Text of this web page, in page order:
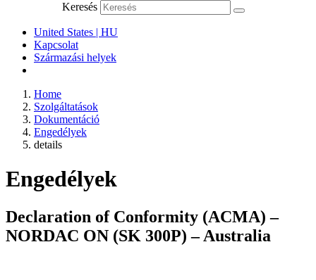
Keresés
United States | HU
Kapcsolat
Származási helyek
Home
Szolgáltatások
Dokumentáció
Engedélyek
details
Engedélyek
Declaration of Conformity (ACMA) –
NORDAC ON (SK 300P) – Australia